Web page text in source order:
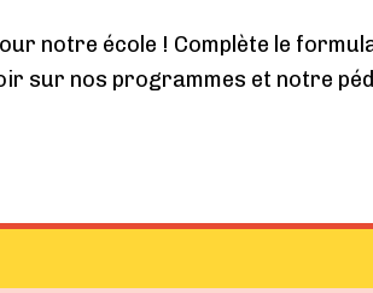
notre école ! Complète le
sur nos programmes et notre